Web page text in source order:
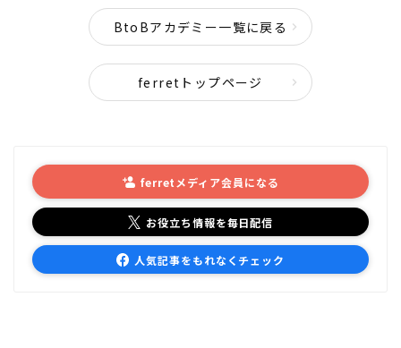
BtoBアカデミー一覧に戻る
ferretトップページ
ferretメディア会員になる
お役立ち情報を毎日配信
人気記事をもれなくチェック